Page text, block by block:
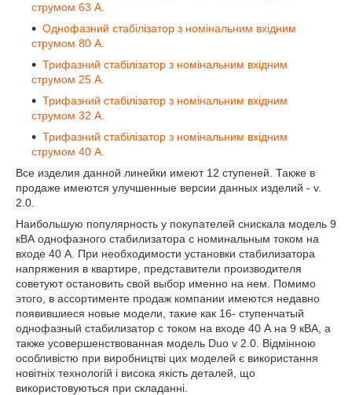
струмом 63 А.
Однофазний стабілізатор з номінальним вхідним
струмом 80 А.
Трифазний стабілізатор з номінальним вхідним
струмом 25 А.
Трифазний стабілізатор з номінальним вхідним
струмом 32 А.
Трифазний стабілізатор з номінальним вхідним
струмом 40 А.
Все изделия данной линейки имеют 12 ступеней. Также в
продаже имеются улучшенные версии данных изделий - v.
2.0.
Наибольшую популярность у покупателей снискала модель 9
кВА однофазного стабилизатора с номинальным током на
входе 40 А. При необходимости установки стабилизатора
напряжения в квартире, представители производителя
советуют остановить свой выбор именно на нем. Помимо
этого, в ассортименте продаж компании имеются недавно
появившиеся новые модели, такие как 16- ступенчатый
однофазный стабилизатор с током на входе 40 А на 9 кВА, а
также усовершенствованная модель Duo v 2.0. Відмінною
особливістю при виробництві цих моделей є використання
новітніх технологій і висока якість деталей, що
використовуються при складанні.